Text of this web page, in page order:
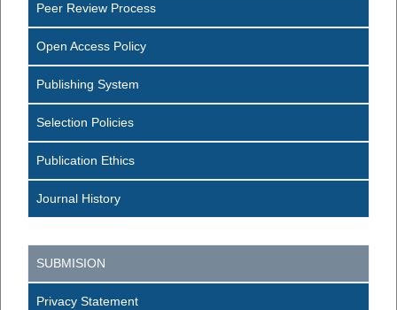
Peer Review Process
Open Access Policy
Publishing System
Selection Policies
Publication Ethics
Journal History
SUBMISION
Privacy Statement